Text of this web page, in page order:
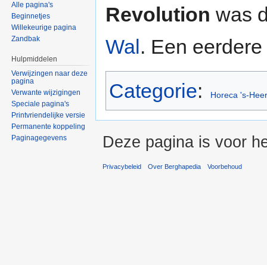
Revolution was
Wal. Een
Categorie: Horeca 's-
Alle pagina's
Beginnetjes
Willekeurige pagina
Zandbak
Hulpmiddelen
Verwijzingen naar deze
pagina
Verwante wijzigingen
Speciale pagina's
Printvriendelijke versie
Permanente koppeling
Paginagegevens
Deze pagina is voor
Privacybeleid Over Berghapedia Voorbehoud